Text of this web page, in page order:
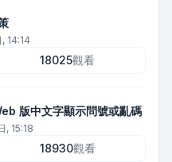
14:14
18025觀看
版中文字顯示問號或亂碼
, 15:18
18930觀看